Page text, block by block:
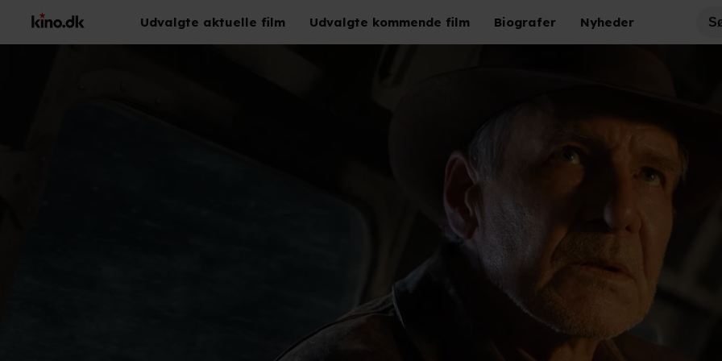
Udvalgte aktuelle film Udvalgte kommende film Biografer Nyheder